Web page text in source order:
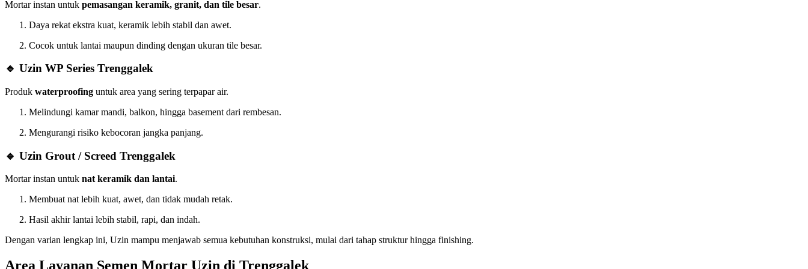
Mortar instan untuk pemasangan keramik, granit, dan tile besar.
Daya rekat ekstra kuat, keramik lebih stabil dan awet.
Cocok untuk lantai maupun dinding dengan ukuran tile besar.
🔹 Uzin WP Series Trenggalek
Produk waterproofing untuk area yang sering terpapar air.
Melindungi kamar mandi, balkon, hingga basement dari rembesan.
Mengurangi risiko kebocoran jangka panjang.
🔹 Uzin Grout / Screed Trenggalek
Mortar instan untuk nat keramik dan lantai.
Membuat nat lebih kuat, awet, dan tidak mudah retak.
Hasil akhir lantai lebih stabil, rapi, dan indah.
Dengan varian lengkap ini, Uzin mampu menjawab semua kebutuhan konstruksi, mulai dari tahap struktur hingga finishing.
Area Layanan Semen Mortar Uzin di Trenggalek